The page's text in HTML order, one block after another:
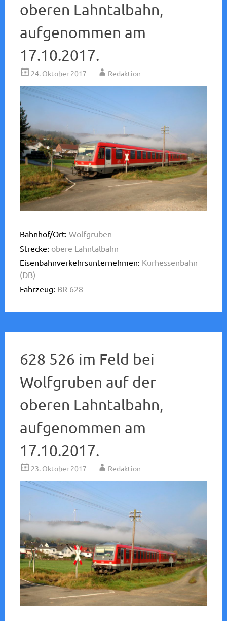
oberen Lahntalbahn,
aufgenommen am
17.10.2017.
24. Oktober 2017 Redaktion
Bahnhof/Ort: Wolfgruben
Strecke: obere Lahntalbahn
Eisenbahnverkehrsunternehmen: Kurhessenbahn
(DB)
Fahrzeug: BR 628
628 526 im Feld bei
Wolfgruben auf der
oberen Lahntalbahn,
aufgenommen am
17.10.2017.
23. Oktober 2017 Redaktion